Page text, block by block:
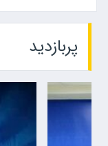
پربازدید‍